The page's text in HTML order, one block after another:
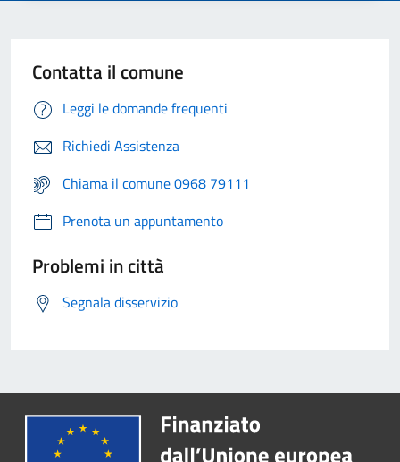
Contatta il comune
Leggi le domande frequenti
Richiedi Assistenza
Chiama il comune 0968 79111
Prenota un appuntamento
Problemi in città
Segnala disservizio